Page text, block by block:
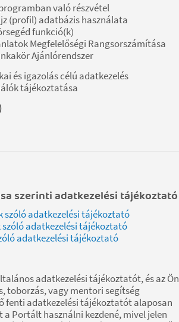
való részvétel
(profil) adatbázis használata
funkció(k)
Megfelelőségi Rangsorszámítása
Ajánlórendszer
és igazolás célú adatkezelés
tájékoztatása
szerinti adatkezelési tájékoztató
szóló adatkezelési tájékoztató
adatkezelési tájékoztató
adatkezelési tájékoztató
adatkezelési tájékoztatót, és az Ön
toborzás, vagy mentori segítség
fenti adatkezelési tájékoztatót alaposan
Portált használni kezdené, mivel jelen